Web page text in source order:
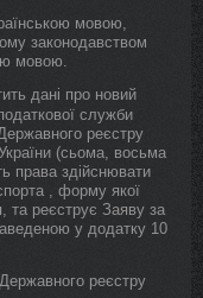
мовою,
законодавством
мовою.
дані про новий
служби
реєстру
(сьома, восьма
права здійснювати
, форму якої
та реєструє Заяву за
у додатку 10
реєстру